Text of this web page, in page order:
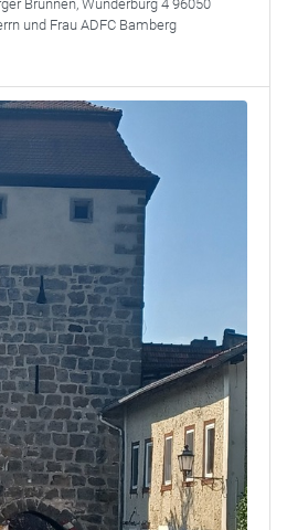
Brunnen, Wunderburg 4 96050
und Frau ADFC Bamberg